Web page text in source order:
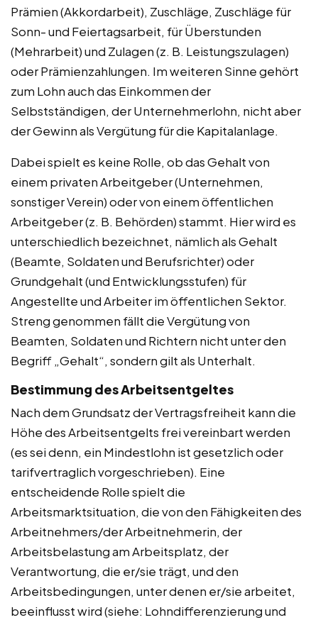
Prämien (Akkordarbeit), Zuschläge, Zuschläge für
Sonn- und Feiertagsarbeit, für Überstunden
(Mehrarbeit) und Zulagen (z. B. Leistungszulagen)
oder Prämienzahlungen. Im weiteren Sinne gehört
zum Lohn auch das Einkommen der
Selbstständigen, der Unternehmerlohn, nicht aber
der Gewinn als Vergütung für die Kapitalanlage.
Dabei spielt es keine Rolle, ob das Gehalt von
einem privaten Arbeitgeber (Unternehmen,
sonstiger Verein) oder von einem öffentlichen
Arbeitgeber (z. B. Behörden) stammt. Hier wird es
unterschiedlich bezeichnet, nämlich als Gehalt
(Beamte, Soldaten und Berufsrichter) oder
Grundgehalt (und Entwicklungsstufen) für
Angestellte und Arbeiter im öffentlichen Sektor.
Streng genommen fällt die Vergütung von
Beamten, Soldaten und Richtern nicht unter den
Begriff „Gehalt“, sondern gilt als Unterhalt.
Bestimmung des Arbeitsentgeltes
Nach dem Grundsatz der Vertragsfreiheit kann die
Höhe des Arbeitsentgelts frei vereinbart werden
(es sei denn, ein Mindestlohn ist gesetzlich oder
tarifvertraglich vorgeschrieben). Eine
entscheidende Rolle spielt die
Arbeitsmarktsituation, die von den Fähigkeiten des
Arbeitnehmers/der Arbeitnehmerin, der
Arbeitsbelastung am Arbeitsplatz, der
Verantwortung, die er/sie trägt, und den
Arbeitsbedingungen, unter denen er/sie arbeitet,
beeinflusst wird (siehe: Lohndifferenzierung und